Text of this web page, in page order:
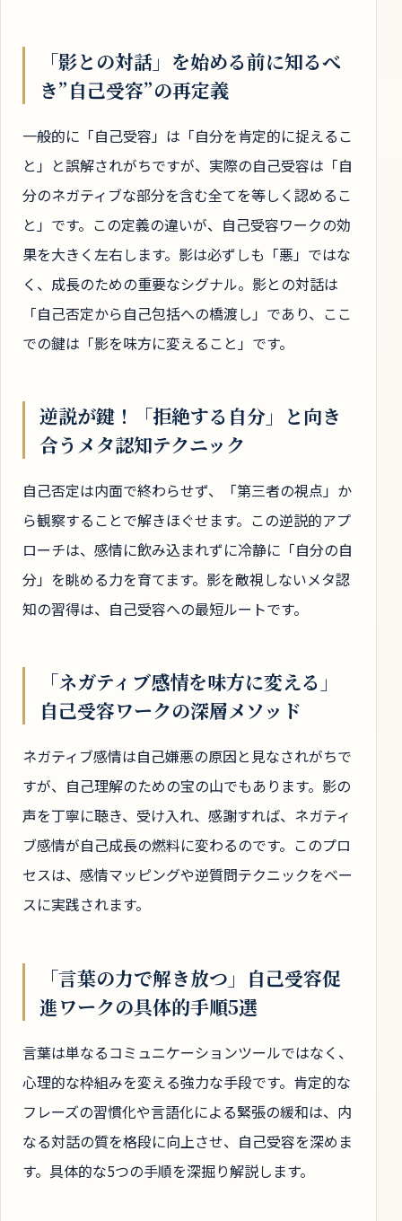
「影との対話」を始める前に知るべ
き”自己受容”の再定義
一般的に「自己受容」は「自分を肯定的に捉えるこ
と」と誤解されがちですが、実際の自己受容は「自
分のネガティブな部分を含む全てを等しく認めるこ
と」です。この定義の違いが、自己受容ワークの効
果を大きく左右します。影は必ずしも「悪」ではな
く、成長のための重要なシグナル。影との対話は
「自己否定から自己包括への橋渡し」であり、ここ
での鍵は「影を味方に変えること」です。
逆説が鍵！「拒絶する自分」と向き
合うメタ認知テクニック
自己否定は内面で終わらせず、「第三者の視点」か
ら観察することで解きほぐせます。この逆説的アプ
ローチは、感情に飲み込まれずに冷静に「自分の自
分」を眺める力を育てます。影を敵視しないメタ認
知の習得は、自己受容への最短ルートです。
「ネガティブ感情を味方に変える」
自己受容ワークの深層メソッド
ネガティブ感情は自己嫌悪の原因と見なされがちで
すが、自己理解のための宝の山でもあります。影の
声を丁寧に聴き、受け入れ、感謝すれば、ネガティ
ブ感情が自己成長の燃料に変わるのです。このプロ
セスは、感情マッピングや逆質問テクニックをベー
スに実践されます。
「言葉の力で解き放つ」自己受容促
進ワークの具体的手順5選
言葉は単なるコミュニケーションツールではなく、
心理的な枠組みを変える強力な手段です。肯定的な
フレーズの習慣化や言語化による緊張の緩和は、内
なる対話の質を格段に向上させ、自己受容を深めま
す。具体的な5つの手順を深掘り解説します。